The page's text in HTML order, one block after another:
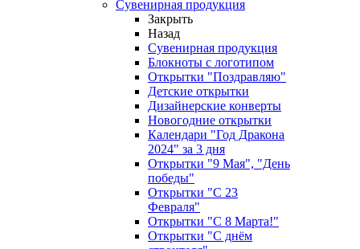
Сувенирная продукция
Закрыть
Назад
Сувенирная продукция
Блокноты с логотипом
Открытки "Поздравляю"
Детские открытки
Дизайнерские конверты
Новогодние открытки
Календари "Год Дракона
2024" за 3 дня
Открытки "9 Мая", "День
победы"
Открытки "С 23
Февраля"
Открытки "С 8 Марта!"
Открытки "С днём